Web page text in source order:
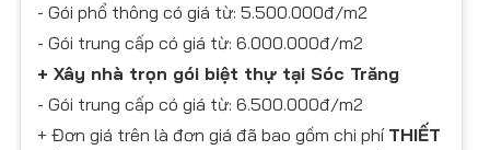
​- Gói phổ thông có giá từ: 5.500.000đ/m2
- Gói trung cấp có giá từ: 6.000.000đ/m2
+ Xây nhà trọn gói biệt thự tại Sóc Trăng
- Gói trung cấp có giá từ: 6.500.000đ/m2
+ Đơn giá trên là đơn giá đã bao gồm chi phí THIẾT